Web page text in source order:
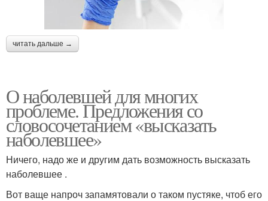
читать дальше →
О наболевшей для многих
проблеме. Предложения со
словосочетанием «высказать
наболевшее»
Ничего, надо же и другим дать возможность высказать
наболевшее .
Вот ваще напроч запамятовали о таком пустяке, чтоб его